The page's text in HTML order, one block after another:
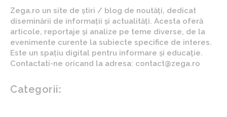
Zega.ro un site de știri / blog de noutăți, dedicat
diseminării de informații și actualități. Acesta oferă
articole, reportaje și analize pe teme diverse, de la
evenimente curente la subiecte specifice de interes.
Este un spațiu digital pentru informare și educație.
Contactati-ne oricand la adresa: contact@zega.ro
Categorii: